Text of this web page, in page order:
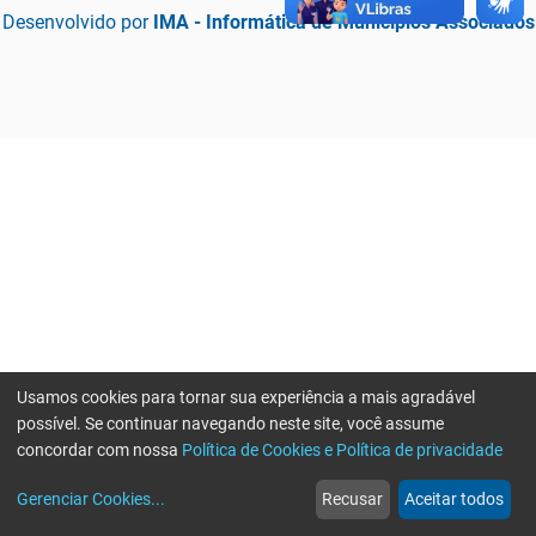
Desenvolvido por IMA - Informática de Municípios Associados
web
Notícias
more_horiz
Mais
Usamos cookies para tornar sua experiência a mais agradável
possível. Se continuar navegando neste site, você assume
concordar com nossa Política de Cookies e Política de privacidade
Gerenciar Cookies... Recusar Aceitar todos
Erro ao enviar informações, por favor tente novamente